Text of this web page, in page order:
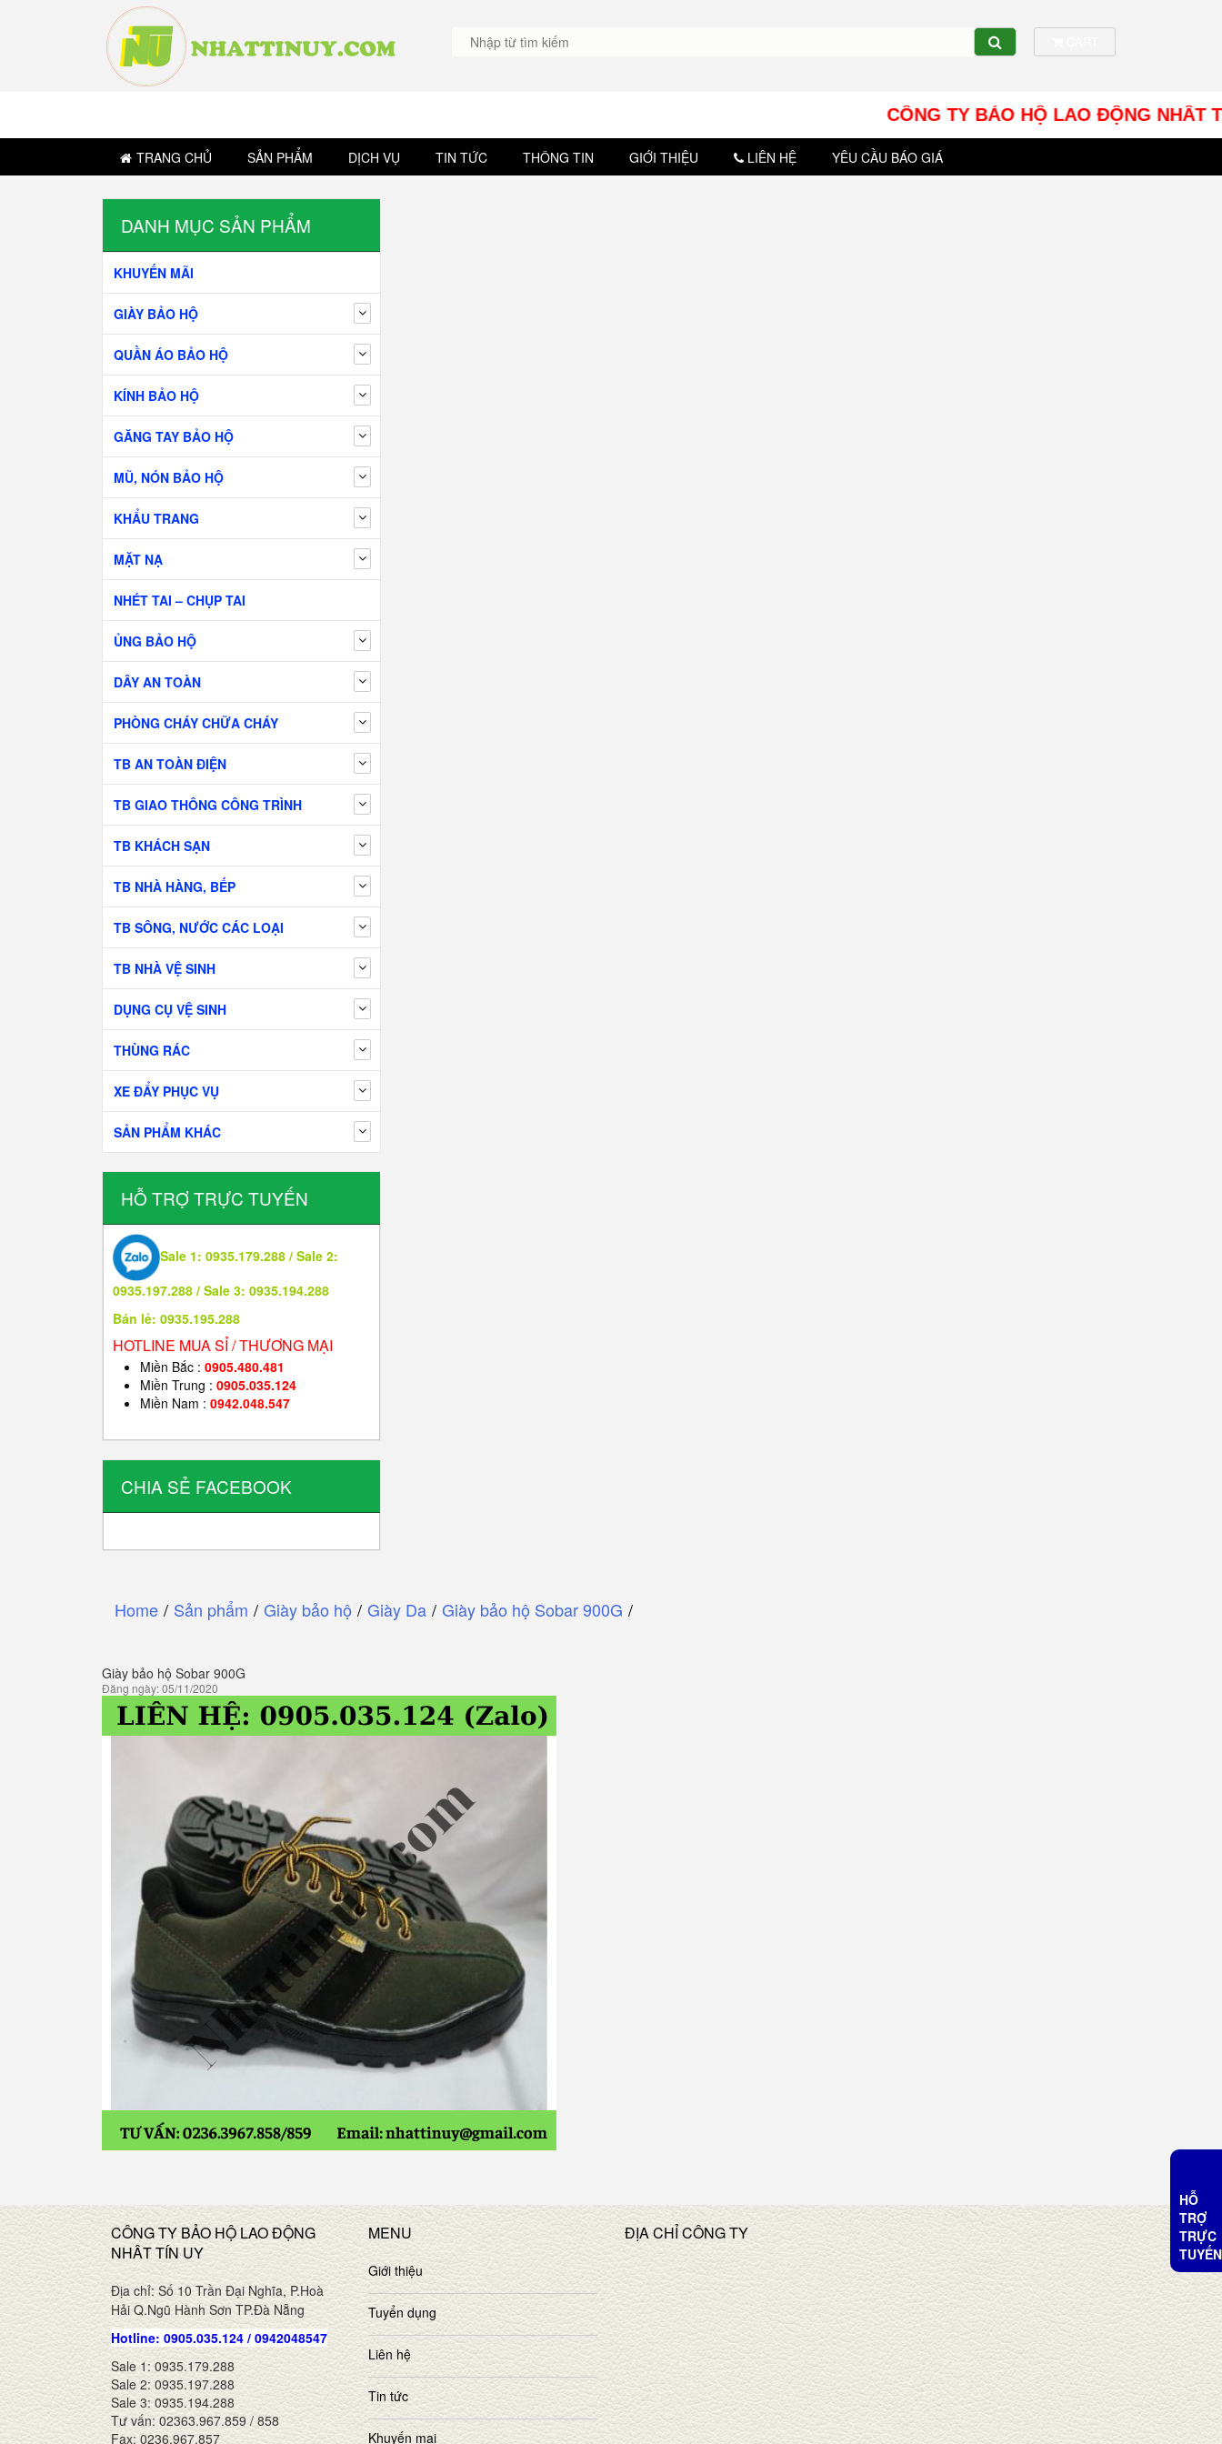
CÔNG TY BẢO HỘ LAO ĐỘNG NHÂT
TRANG CHỦ SẢN PHẨM DỊCH VỤ TIN TỨC THÔNG TIN GIỚI THIỆU LIÊN HỆ YÊU CẦU BÁO GIÁ
DANH MỤC SẢN PHẨM
KHUYẾN MÃI
GIÀY BẢO HỘ
QUẦN ÁO BẢO HỘ
KÍNH BẢO HỘ
GĂNG TAY BẢO HỘ
MŨ, NÓN BẢO HỘ
KHẨU TRANG
MẶT NẠ
NHÉT TAI – CHỤP TAI
ỦNG BẢO HỘ
DÂY AN TOÀN
PHÒNG CHÁY CHỮA CHÁY
TB AN TOÀN ĐIỆN
TB GIAO THÔNG CÔNG TRÌNH
TB KHÁCH SẠN
TB NHÀ HÀNG, BẾP
TB SÔNG, NƯỚC CÁC LOẠI
TB NHÀ VỆ SINH
DỤNG CỤ VỆ SINH
THÙNG RÁC
XE ĐẨY PHỤC VỤ
SẢN PHẨM KHÁC
HỖ TRỢ TRỰC TUYẾN
Sale 1: 0935.179.288 / Sale 2:
0935.197.288 / Sale 3: 0935.194.288
Bán lẻ: 0935.195.288
HOTLINE MUA SỈ / THƯƠNG MẠI
Miền Bắc : 0905.480.481
Miền Trung : 0905.035.124
Miền Nam : 0942.048.547
CHIA SẺ FACEBOOK
Home / Sản phẩm / Giày bảo hộ / Giày Da / Giày bảo hộ Sobar 900G /
Giày bảo hộ Sobar 900G
Đăng ngày: 05/11/2020
CÔNG TY BẢO HỘ LAO ĐỘNG
NHÂT TÍN UY
Địa chỉ: Số 10 Trần Đại Nghĩa, P.Hoà
Hải Q.Ngũ Hành Sơn TP.Đà Nẵng
Hotline: 0905.035.124 / 0942048547
Sale 1: 0935.179.288
Sale 2: 0935.197.288
Sale 3: 0935.194.288
Tư vấn: 02363.967.859 / 858
Fax: 0236.967.857
MENU
Giới thiệu
Tuyển dụng
Liên hệ
Tin tức
Khuyến mại
ĐỊA CHỈ CÔNG TY
HỖ
TRỢ
TRỰC
TUYẾN